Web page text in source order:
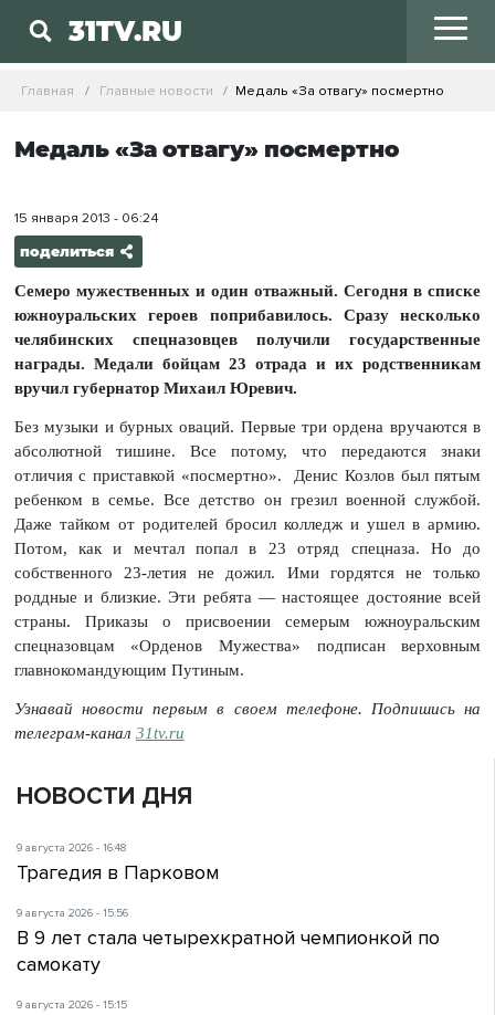
31TV.RU
Главная Главные новости Медаль «За отвагу» посмертно
Медаль «За отвагу» посмертно
15 января 2013 - 06:24
поделиться
Семеро мужественных и один отважный. Сегодня в списке
южноуральских героев поприбавилось. Сразу несколько
челябинских спецназовцев получили государственные
награды. Медали бойцам 23 отрада и их родственникам
вручил губернатор Михаил Юревич.
Без музыки и бурных оваций. Первые три ордена вручаются в
абсолютной тишине. Все потому, что передаются знаки
отличия с приставкой «посмертно». Денис Козлов был пятым
ребенком в семье. Все детство он грезил военной службой.
Даже тайком от родителей бросил колледж и ушел в армию.
Потом, как и мечтал попал в 23 отряд спецназа. Но до
собственного 23-летия не дожил. Ими гордятся не только
роддные и близкие. Эти ребята — настоящее достояние всей
страны. Приказы о присвоении семерым южноуральским
спецназовцам «Орденов Мужества» подписан верховным
главнокомандующим Путиным.
Узнавай новости первым в своем телефоне. Подпишись на
телеграм-канал 31tv.ru
НОВОСТИ ДНЯ
9 августа 2026 - 16:48
Трагедия в Парковом
9 августа 2026 - 15:56
В 9 лет стала четырехкратной чемпионкой по
самокату
9 августа 2026 - 15:15